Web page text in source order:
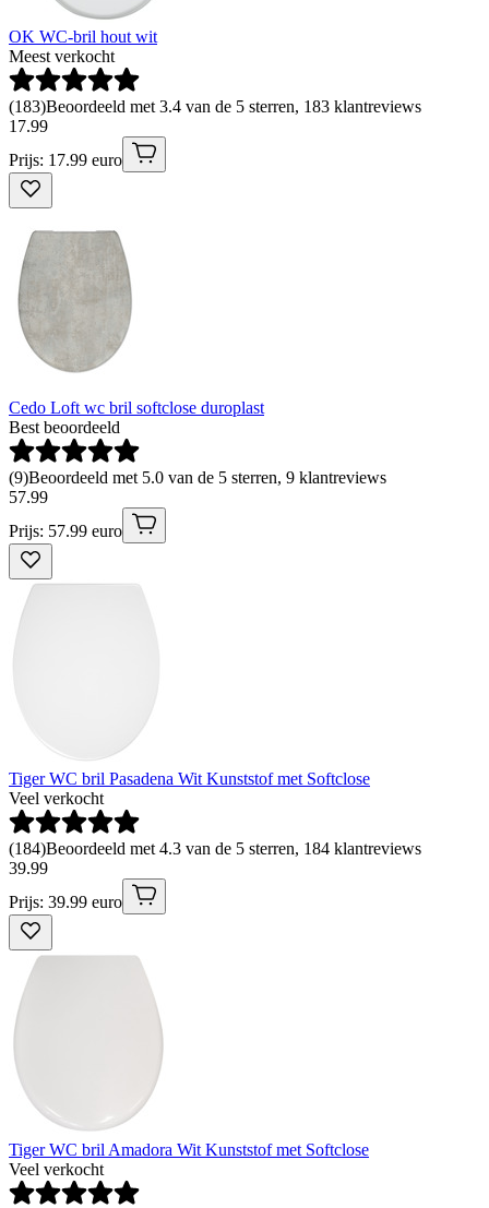
OK WC-bril hout wit
Meest verkocht
(183)Beoordeeld met 3.4 van de 5 sterren, 183 klantreviews
17.99
Prijs: 17.99 euro
Cedo Loft wc bril softclose duroplast
Best beoordeeld
(9)Beoordeeld met 5.0 van de 5 sterren, 9 klantreviews
57.99
Prijs: 57.99 euro
Tiger WC bril Pasadena Wit Kunststof met Softclose
Veel verkocht
(184)Beoordeeld met 4.3 van de 5 sterren, 184 klantreviews
39.99
Prijs: 39.99 euro
Tiger WC bril Amadora Wit Kunststof met Softclose
Veel verkocht